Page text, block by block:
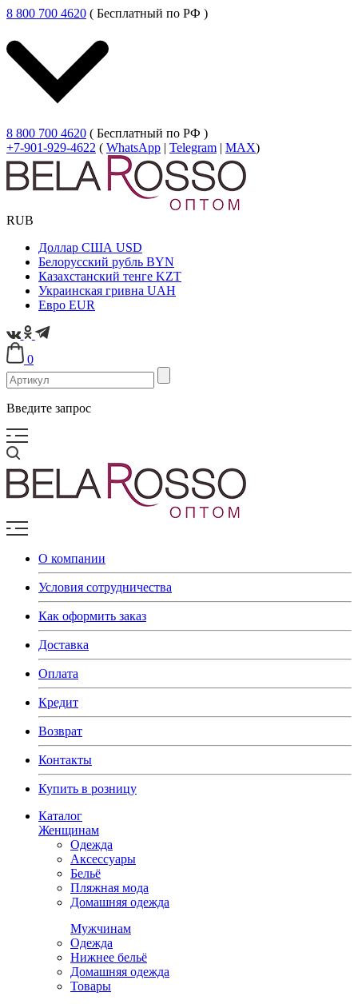
8 800 700 4620 ( Бесплатный по РФ )
8 800 700 4620 ( Бесплатный по РФ )
+7-901-929-4622 ( WhatsApp | Telegram | MAX)
RUB
Доллар США USD
Белорусский рубль BYN
Казахстанский тенге KZT
Украинская гривна UAH
Евро EUR
0
Введите запрос
О компании
Условия сотрудничества
Как оформить заказ
Доставка
Оплата
Кредит
Возврат
Контакты
Купить в розницу
Каталог
Женщинам
Одежда
Аксессуары
Бельё
Пляжная мода
Домашняя одежда
Мужчинам
Одежда
Нижнее бельё
Домашняя одежда
Товары